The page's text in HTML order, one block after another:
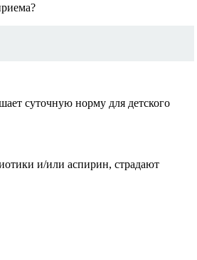
суточную норму для детского
и/или аспирин, страдают